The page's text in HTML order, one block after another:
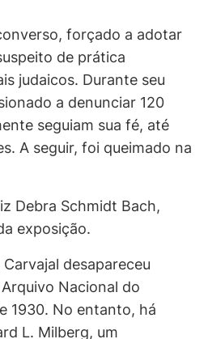
forçado a adotar
de prática
judaicos. Durante seu
a denunciar 120
seguiam sua fé, até
A seguir, foi queimado na
Debra Schmidt Bach,
exposição.
desapareceu
Nacional do
1930. No entanto, há
L. Milberg, um